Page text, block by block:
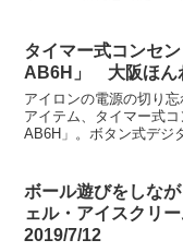
タイマー式コンセ
AB6H」 大阪ほん
アイロンの電源の切り
アイテム、タイマー式
AB6H」。ボタン式デジ
ボール遊びをしな
ェル・アイスクリ
2019/7/12